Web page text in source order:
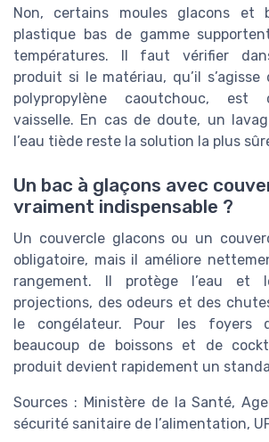
Non, certains moules glacons et
plastique bas de gamme
températures. Il faut vérifier
produit si le matériau, qu’il
polypropylène caoutchouc, est
vaisselle. En cas de doute, un
l’eau tiède reste la solution la plus
Un bac à glaçons avec
vraiment indispensable ?
Un couvercle glacons ou un
obligatoire, mais il améliore
rangement. Il protège l’eau et
projections, des odeurs et des
le congélateur. Pour les foyers
beaucoup de boissons et de
produit devient rapidement un
Sources : Ministère de la Santé,
sécurité sanitaire de l’alimentation,